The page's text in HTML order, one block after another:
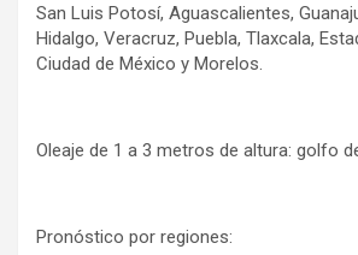
San Luis Potosí, Aguascalientes,
Hidalgo, Veracruz, Puebla, Tlaxcala,
Ciudad de México y Morelos.
Oleaje de 1 a 3 metros de altura: golfo
Pronóstico por regiones: